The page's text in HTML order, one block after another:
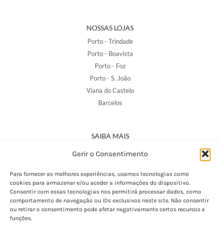
Gerir o Consentimento
Para fornecer as melhores experiências, usamos tecnologias como
cookies para armazenar e/ou aceder a informações do dispositivo.
Consentir com essas tecnologias nos permitirá processar dados, como
comportamento de navegação ou IDs exclusivos neste site. Não consentir
ou retirar o consentimento pode afetar negativamante certos recursos e
funções.
NOSSAS LOJAS
Porto - Trindade
Porto - Boavista
Porto - Foz
Porto - S. João
Viana do Castelo
Barcelos
SAIBA MAIS
Política de Privacidade
Termos e Condições
Perguntas Frequentes
Custos de Envio
Encomendas Internacionais